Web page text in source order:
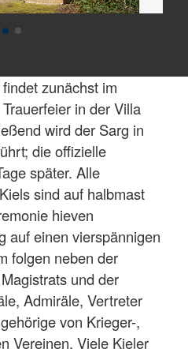
zunächst im
in der Villa
wird der Sarg in
die offizielle
später. Alle
sind auf halbmast
hieven
auf einen vierspännigen
folgen neben der
und der
Admiräle, Vertreter
von Krieger-,
Vereinen. Viele Kieler